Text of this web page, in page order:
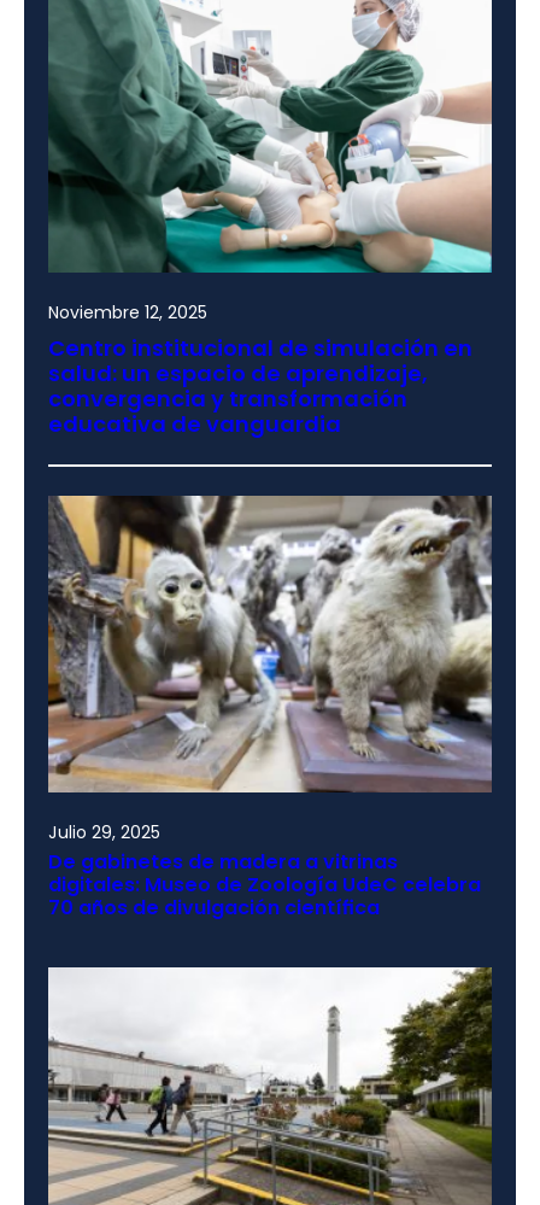
Noviembre 12, 2025
Centro institucional de simulación en
salud: un espacio de aprendizaje,
convergencia y transformación
educativa de vanguardia
Julio 29, 2025
De gabinetes de madera a vitrinas
digitales: Museo de Zoología UdeC celebra
70 años de divulgación científica